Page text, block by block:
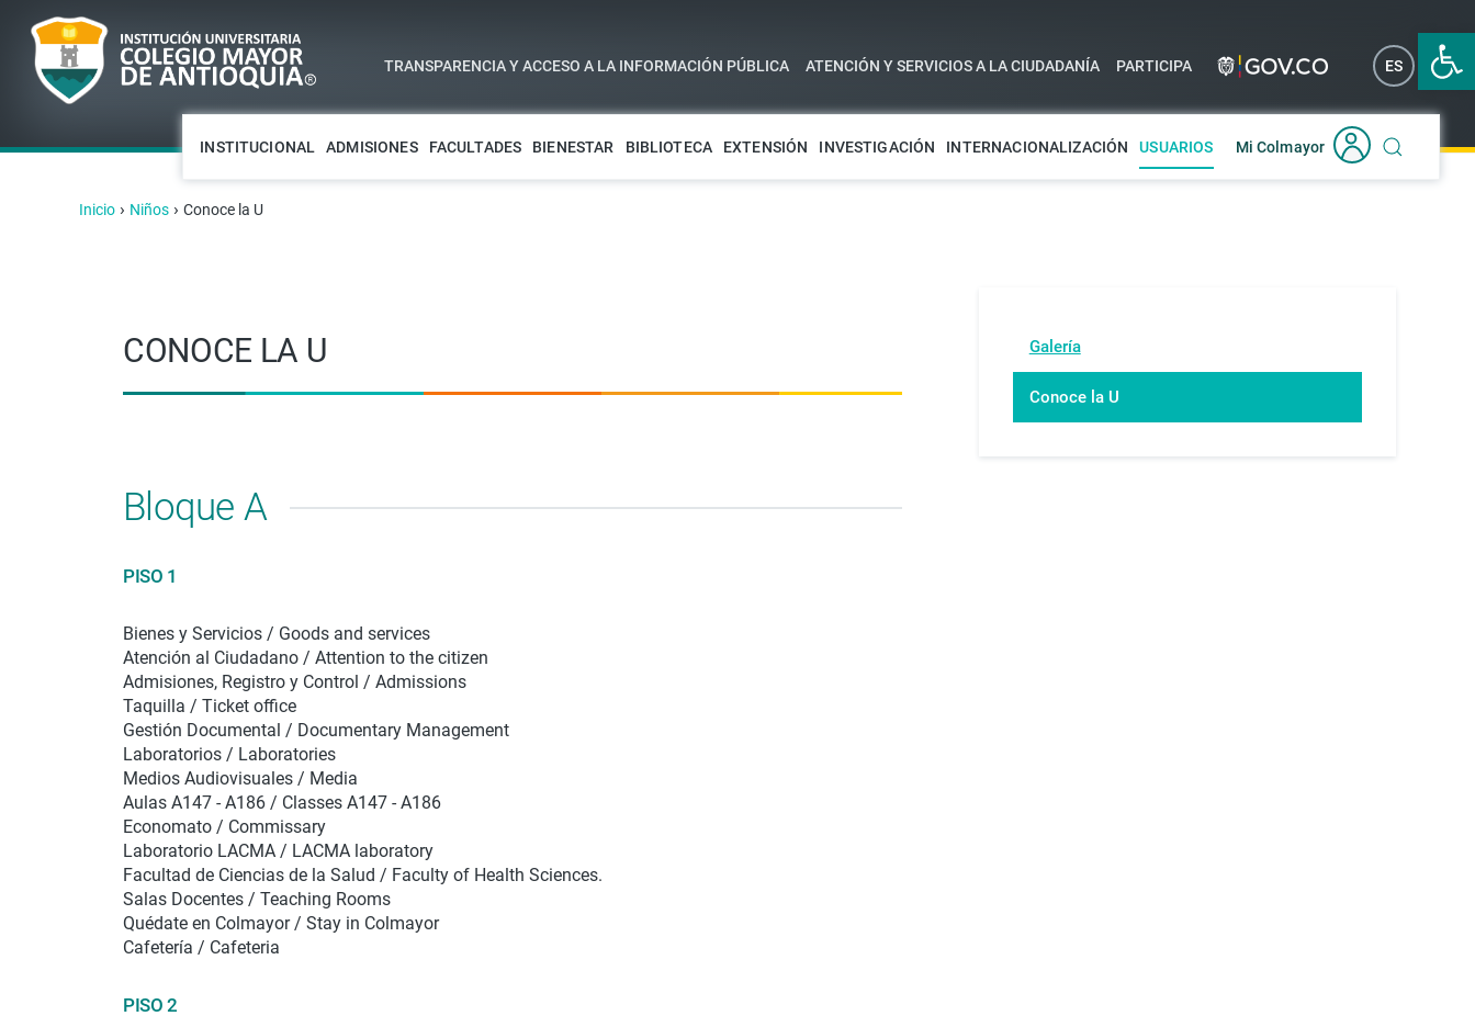
Abrir
TRANSPARENCIA Y ACCESO A LA INFORMACIÓN PÚBLICA ATENCIÓN Y SERVICIOS A LA CIUDADANÍA PARTICIPA ES EN
INSTITUCIONAL ADMISIONES FACULTADES BIENESTAR BIBLIOTECA EXTENSIÓN INVESTIGACIÓN INTERNACIONALIZACIÓN USUARIOS Mi Colmayor
Inicio › Niños › Conoce la U
CONOCE LA U
Bloque A
PISO 1
Bienes y Servicios / Goods and services
Atención al Ciudadano / Attention to the citizen
Admisiones, Registro y Control / Admissions
Taquilla / Ticket office
Gestión Documental / Documentary Management
Laboratorios / Laboratories
Medios Audiovisuales / Media
Aulas A147 - A186 / Classes A147 - A186
Economato / Commissary
Laboratorio LACMA / LACMA laboratory
Facultad de Ciencias de la Salud / Faculty of Health Sciences.
Salas Docentes / Teaching Rooms
Quédate en Colmayor / Stay in Colmayor
Cafetería / Cafeteria
PISO 2
Galería
Conoce la U